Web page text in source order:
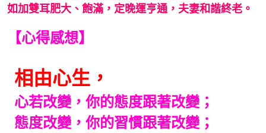
如加雙耳肥大、飽滿，定晚運亨通，夫妻和諧終老。
【心得感想】
相由心生，
心若改變，你的態度跟著改變；
態度改變，你的習慣跟著改變；